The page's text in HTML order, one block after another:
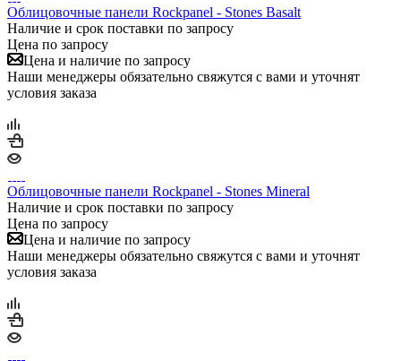
Облицовочные панели Rockpanel - Stones Basalt
Наличие и срок поставки по запросу
Цена по запросу
Цена и наличие по запросу
Наши менеджеры обязательно свяжутся с вами и уточнят
условия заказа
Облицовочные панели Rockpanel - Stones Mineral
Наличие и срок поставки по запросу
Цена по запросу
Цена и наличие по запросу
Наши менеджеры обязательно свяжутся с вами и уточнят
условия заказа